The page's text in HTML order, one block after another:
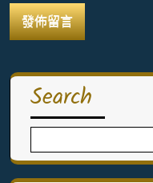
Search
for: